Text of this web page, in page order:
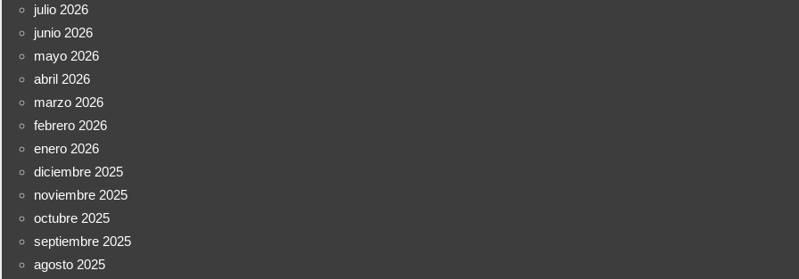
julio 2026
junio 2026
mayo 2026
abril 2026
marzo 2026
febrero 2026
enero 2026
diciembre 2025
noviembre 2025
octubre 2025
septiembre 2025
agosto 2025